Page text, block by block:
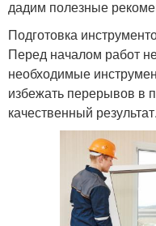
дадим полезные
Подготовка
Перед началом работ
необходимые
избежать перерывов в
качественный результат.